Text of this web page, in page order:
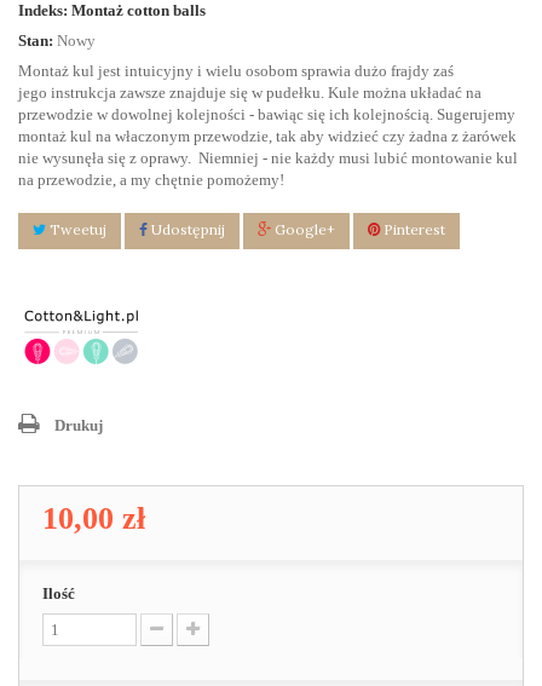
Indeks: Montaż cotton balls
Stan: Nowy
Montaż kul jest intuicyjny i wielu osobom sprawia dużo frajdy zaś
jego instrukcja zawsze znajduje się w pudełku. Kule można układać na
przewodzie w dowolnej kolejności - bawiąc się ich kolejnością. Sugerujemy
montaż kul na właczonym przewodzie, tak aby widzieć czy żadna z żarówek
nie wysunęła się z oprawy. Niemniej - nie każdy musi lubić montowanie kul
na przewodzie, a my chętnie pomożemy!
Tweetuj Udostępnij Google+ Pinterest
Drukuj
10,00 zł
Ilość